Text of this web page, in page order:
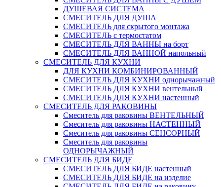
ДУШЕВАЯ СИСТЕМА
СМЕСИТЕЛЬ ДЛЯ ДУША
СМЕСИТЕЛЬ для скрытого монтажа
СМЕСИТЕЛЬ с термостатом
СМЕСИТЕЛЬ ДЛЯ ВАННЫ на борт
СМЕСИТЕЛЬ ДЛЯ ВАННОЙ напольный
СМЕСИТЕЛЬ ДЛЯ КУХНИ
ДЛЯ КУХНИ КОМБИНИРОВАННЫЙ
СМЕСИТЕЛЬ ДЛЯ КУХНИ однорычажный
СМЕСИТЕЛЬ ДЛЯ КУХНИ вентельный
СМЕСИТЕЛЬ ДЛЯ КУХНИ настенный
СМЕСИТЕЛЬ ДЛЯ РАКОВИНЫ
Смеситель для раковины ВЕНТЕЛЬНЫЙ
Смеситель для раковины НАСТЕННЫЙ
Смеситель для раковины СЕНСОРНЫЙ
Смеситель для раковины
ОДНОРЫЧАЖНЫЙ
СМЕСИТЕЛЬ ДЛЯ БИДЕ
СМЕСИТЕЛЬ ДЛЯ БИДЕ настенный
СМЕСИТЕЛЬ ДЛЯ БИДЕ на изделие